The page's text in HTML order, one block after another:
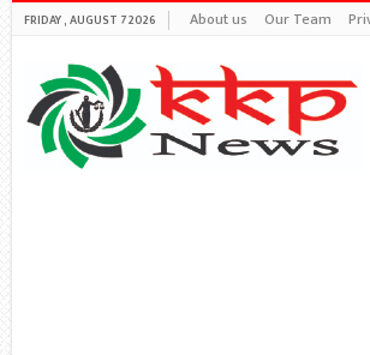
FRIDAY , AUGUST 7 2026 About us Our Team